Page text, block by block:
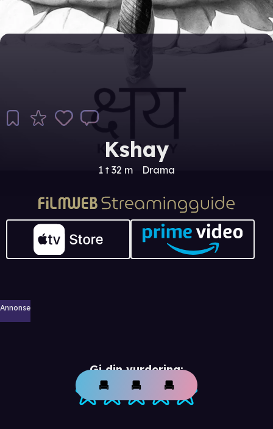
Kshay
1 t 32 m Drama
Annonse
Gi din vurdering: